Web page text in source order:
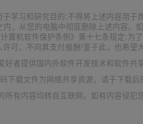
学习和研究目的;不得将上述内容用
内，从您的电脑中彻底删除上述内容
算机软件保护条例》第十七条规定:为
可，不向其支付报酬!鉴于此，也希望
好者提供国内外软件开发技术和软件共
下载文件为网络共享资源，请于下载
所有内容均转自互联网。如有内容侵